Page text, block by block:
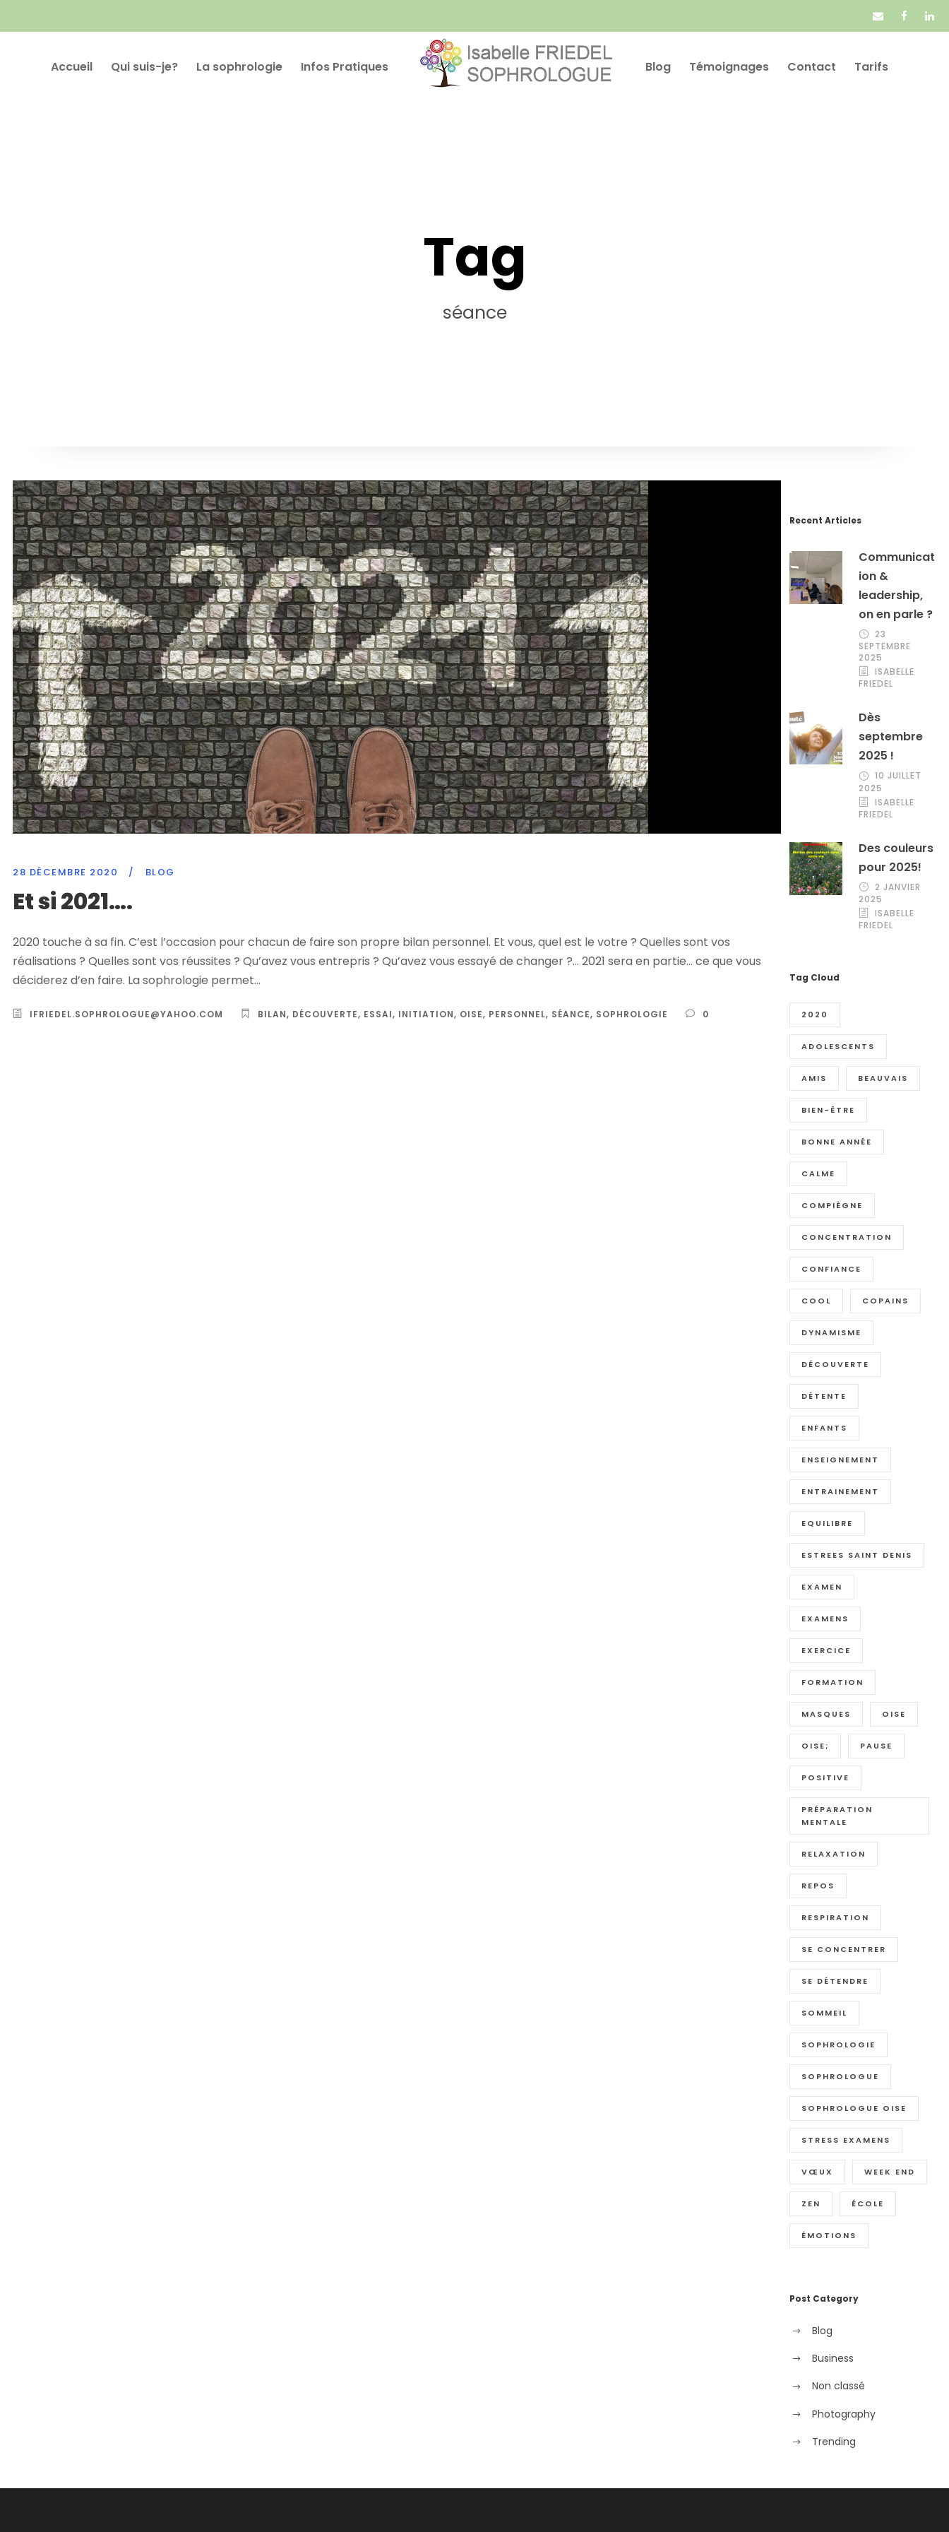
Accueil Qui suis-je? La sophrologie Infos Pratiques Blog Témoignages Contact Tarifs
Tag
séance
28 DÉCEMBRE 2020 / BLOG
Et si 2021….
2020 touche à sa fin. C’est l’occasion pour chacun de faire son propre bilan personnel. Et vous, quel est le votre ? Quelles sont vos
réalisations ? Quelles sont vos réussites ? Qu’avez vous entrepris ? Qu’avez vous essayé de changer ?… 2021 sera en partie… ce que vous
déciderez d’en faire. La sophrologie permet...
IFRIEDEL.SOPHROLOGUE@YAHOO.COM BILAN, DÉCOUVERTE, ESSAI, INITIATION, OISE, PERSONNEL, SÉANCE, SOPHROLOGIE 0
Recent Articles
Communicat
ion &
leadership,
on en parle ?
23
SEPTEMBRE
2025
ISABELLE
FRIEDEL
Dès
septembre
2025 !
10 JUILLET
2025
ISABELLE
FRIEDEL
Des couleurs
pour 2025!
2 JANVIER
2025
ISABELLE
FRIEDEL
Tag Cloud
2020
ADOLESCENTS
AMIS BEAUVAIS
BIEN-ÊTRE
BONNE ANNÉE
CALME
COMPIÈGNE
CONCENTRATION
CONFIANCE
COOL COPAINS
DYNAMISME
DÉCOUVERTE
DÉTENTE
ENFANTS
ENSEIGNEMENT
ENTRAINEMENT
EQUILIBRE
ESTREES SAINT DENIS
EXAMEN
EXAMENS
EXERCICE
FORMATION
MASQUES OISE
OISE; PAUSE
POSITIVE
PRÉPARATION
MENTALE
RELAXATION
REPOS
RESPIRATION
SE CONCENTRER
SE DÉTENDRE
SOMMEIL
SOPHROLOGIE
SOPHROLOGUE
SOPHROLOGUE OISE
STRESS EXAMENS
VŒUX WEEK END
ZEN ÉCOLE
ÉMOTIONS
Post Category
Blog
Business
Non classé
Photography
Trending